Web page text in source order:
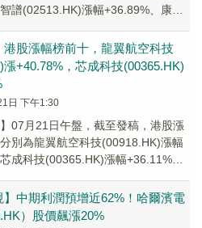
譜(02513.HK)漲幅+36.89%、康利
港股漲幅榜前十，龍翼航空科技
漲+40.78%，芯成科技(00365.HK)
日 下午1:30
】07月21日午盤，截至發稿，港股漲
別為龍翼航空科技(00918.HK)漲幅
成科技(00365.HK)漲幅+36.11%、
】中期利潤預增近62%！哈爾濱電
）股價飆漲20%